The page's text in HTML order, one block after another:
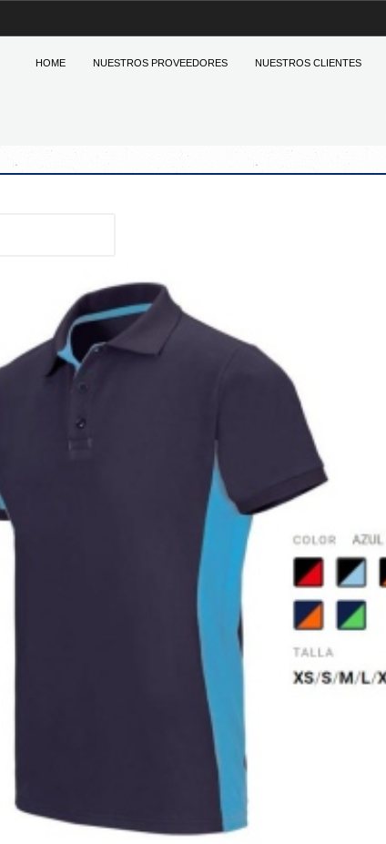
HOME NUESTROS PROVEEDORES NUESTROS CLIENTES